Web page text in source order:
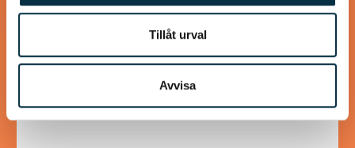
Tillåt urval
Avvisa